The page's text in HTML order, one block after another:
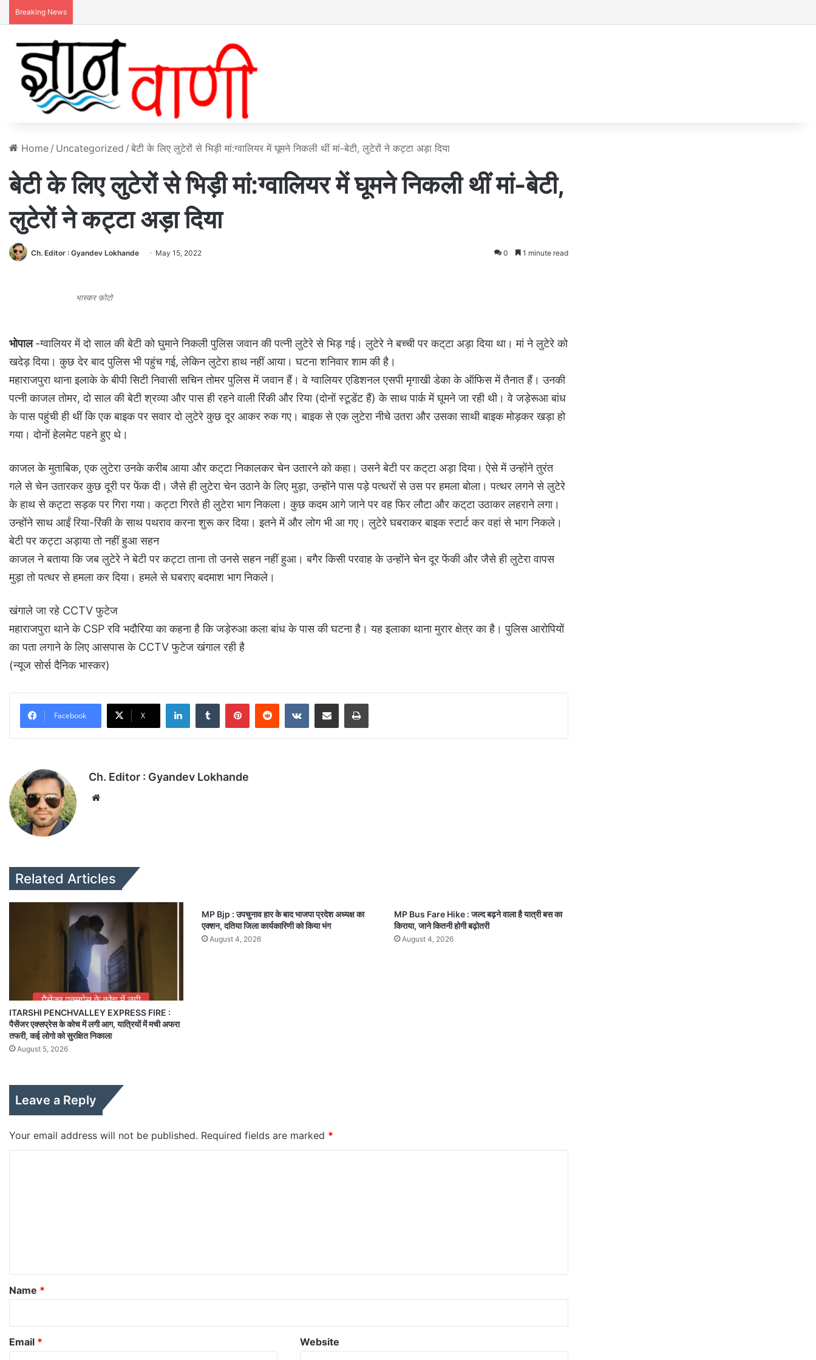
Breaking News
Home / Uncategorized / बेटी के लिए लुटेरों से भिड़ी मां:ग्वालियर में घूमने निकली थीं मां-बेटी, लुटेरों ने कट्टा अड़ा दिया
बेटी के लिए लुटेरों से भिड़ी मां:ग्वालियर में घूमने निकली थीं मां-बेटी,
लुटेरों ने कट्टा अड़ा दिया
Ch. Editor : Gyandev Lokhande May 15, 2022 0 1 minute read
भास्कर फ़ोटो
भोपाल-ग्वालियर में दो साल की बेटी को घुमाने निकली पुलिस जवान की पत्नी लुटेरे से भिड़ गई। लुटेरे ने बच्ची पर कट्‌टा अड़ा दिया था। मां ने लुटेरे को
खदेड़ दिया। कुछ देर बाद पुलिस भी पहुंच गई, लेकिन लुटेरा हाथ नहीं आया। घटना शनिवार शाम की है।
महाराजपुरा थाना इलाके के बीपी सिटी निवासी सचिन तोमर पुलिस में जवान हैं। वे ग्वालियर एडिशनल एसपी मृगाखी डेका के ऑफिस में तैनात हैं। उनकी
पत्नी काजल तोमर, दो साल की बेटी श्रव्या और पास ही रहने वाली रिंकी और रिया (दोनों स्टूडेंट हैं) के साथ पार्क में घूमने जा रही थी। वे जड़ेरूआ बांध
के पास पहुंची ही थीं कि एक बाइक पर सवार दो लुटेरे कुछ दूर आकर रुक गए। बाइक से एक लुटेरा नीचे उतरा और उसका साथी बाइक मोड़कर खड़ा हो
गया। दोनों हेलमेट पहने हुए थे।
काजल के मुताबिक, एक लुटेरा उनके करीब आया और कट्‌टा निकालकर चेन उतारने को कहा। उसने बेटी पर कट्‌टा अड़ा दिया। ऐसे में उन्होंने तुरंत
गले से चेन उतारकर कुछ दूरी पर फेंक दी। जैसे ही लुटेरा चेन उठाने के लिए मुड़ा, उन्होंने पास पड़े पत्थरों से उस पर हमला बोला। पत्थर लगने से लुटेरे
के हाथ से कट्टा सड़क पर गिरा गया। कट्टा गिरते ही लुटेरा भाग निकला। कुछ कदम आगे जाने पर वह फिर लौटा और कट्‌टा उठाकर लहराने लगा।
उन्होंने साथ आईं रिया-रिंकी के साथ पथराव करना शुरू कर दिया। इतने में और लोग भी आ गए। लुटेरे घबराकर बाइक स्टार्ट कर वहां से भाग निकले।
बेटी पर कट्टा अड़ाया तो नहीं हुआ सहन
काजल ने बताया कि जब लुटेरे ने बेटी पर कट्टा ताना तो उनसे सहन नहीं हुआ। बगैर किसी परवाह के उन्होंने चेन दूर फेंकी और जैसे ही लुटेरा वापस
मुड़ा तो पत्थर से हमला कर दिया। हमले से घबराए बदमाश भाग निकले।
खंगाले जा रहे CCTV फुटेज
महाराजपुरा थाने के CSP रवि भदौरिया का कहना है कि जड़ेरुआ कला बांध के पास की घटना है। यह इलाका थाना मुरार क्षेत्र का है। पुलिस आरोपियों
का पता लगाने के लिए आसपास के CCTV फुटेज खंगाल रही है
(न्यूज सोर्स दैनिक भास्कर)
Facebook X
Ch. Editor : Gyandev Lokhande
Related Articles
ITARSHI PENCHVALLEY EXPRESS FIRE :
पैसेंजर एक्सप्रेस के कोच में लगी आग, यात्रियों में मची अफरा
तफरी, कई लोगो को सुरक्षित निकाला
August 5, 2026
MP Bjp : उपचुनाव हार के बाद भाजपा प्रदेश अध्यक्ष का
एक्शन, दतिया जिला कार्यकारिणी को किया भंग
August 4, 2026
MP Bus Fare Hike : जल्द बढ़ने वाला है यात्री बस का
किराया, जाने कितनी होगी बढ़ोतरी
August 4, 2026
Leave a Reply
Your email address will not be published. Required fields are marked *
*
Name *
Email * Website